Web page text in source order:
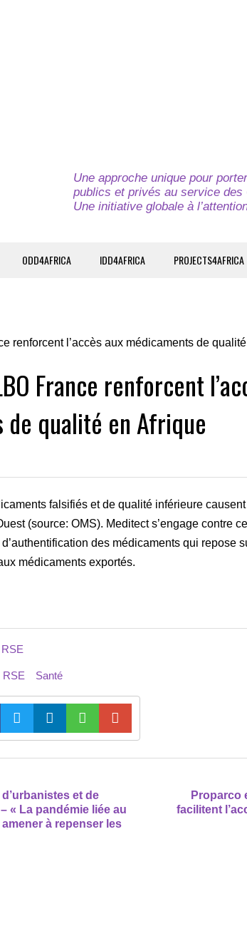
Une approche unique pour
publics et privés au service des
Une initiative globale à
ODD4AFRICA IDD4AFRICA PROJECTS4AFRICA
France renforcent
de qualité en Afrique
falsifiés et de qualité inférieure
(source: OMS). Meditect s’engage contre
des médicaments qui repose
médicaments exportés.
RSE
RSE Santé
et de
« La pandémie liée au
à repenser les
Proparco
facilitent